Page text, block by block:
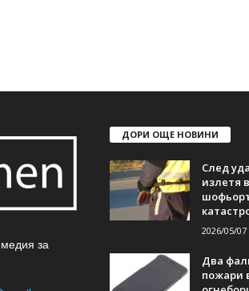
за
ДОРИ ОЩЕ НОВИНИ
След
излетя
2026/05/07
Два
пожари